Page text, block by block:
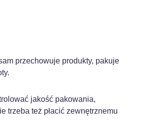
przechowuje produkty, pakuje
jakość pakowania,
trzeba też płacić zewnętrznemu